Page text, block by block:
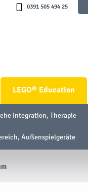
0391 505 494 25
LEGO® Education
Integration, Therapie
Außenspielgeräte